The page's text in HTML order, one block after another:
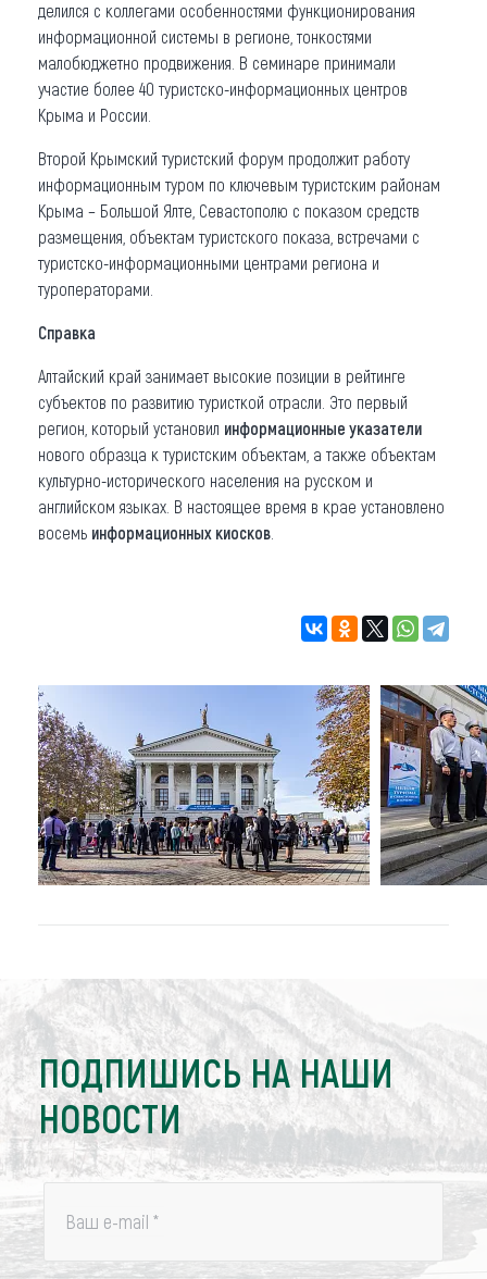
делился с коллегами особенностями функционирования
информационной системы в регионе, тонкостями
малобюджетно продвижения. В семинаре принимали
участие более 40 туристско-информационных центров
Крыма и России.
Второй Крымский туристский форум продолжит работу
информационным туром по ключевым туристским районам
Крыма – Большой Ялте, Севастополю с показом средств
размещения, объектам туристского показа, встречами с
туристско-информационными центрами региона и
туроператорами.
Справка
Алтайский край занимает высокие позиции в рейтинге
субъектов по развитию туристкой отрасли. Это первый
регион, который установил информационные указатели
нового образца к туристским объектам, а также объектам
культурно-исторического населения на русском и
английском языках. В настоящее время в крае установлено
восемь информационных киосков
ПОДПИШИСЬ НА НАШИ
НОВОСТИ
Ваш e-mail *